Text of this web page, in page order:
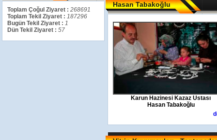
Toplam Çoğul Ziyaret : 268691
Toplam Tekil Ziyaret : 187296
Bugün Tekil Ziyaret : 1
Dün Tekil Ziyaret : 57
Hasan Tabakoğlu
Karun Hazinesi Kazaz Ustası
Hasan Tabakoğlu